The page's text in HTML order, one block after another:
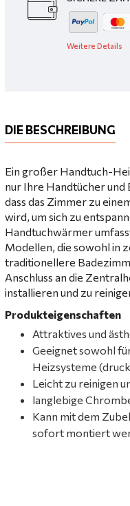
Weitere Details
DIE BESCHREIBUNG
Ein großer Handtuch-
nur Ihre Handtücher und
dass das Zimmer zu
wird, um sich zu
Handtuchwärmer
Modellen, die sowohl in
traditionellere
Anschluss an die
installieren und zu
Produkteigenschaften
Attraktives und
Geeignet sowohl
Heizsysteme
Leicht zu reinigen
langlebige
Kann mit dem
sofort montiert